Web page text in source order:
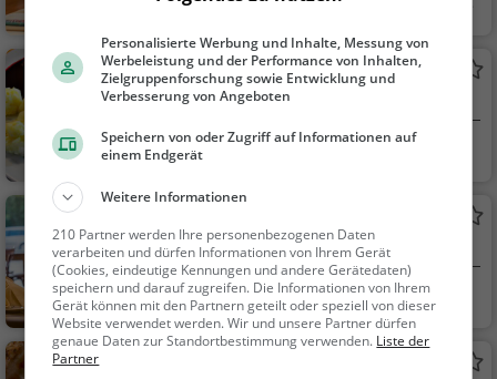
Krone
Schweizerisches Restaurant in Ermatingen
Ermatingen, Schw
Restaurant, Schw
endessen
Bistro Louis Napoléon Arenenberg
Mannenbach-Sale
nstei...
Regionalküche, S
chweizerisch
Personalisierte Werbung und Inhalte, Messung von
Werbeleistung und der Performance von Inhalten,
Zielgruppenforschung sowie Entwicklung und
Verbesserung von Angeboten
Speichern von oder Zugriff auf Informationen auf
einem Endgerät
Weitere Informationen
210 Partner werden Ihre personenbezogenen Daten
verarbeiten und dürfen Informationen von Ihrem Gerät
(Cookies, eindeutige Kennungen und andere Gerätedaten)
speichern und darauf zugreifen. Die Informationen von Ihrem
Gerät können mit den Partnern geteilt oder speziell von dieser
Website verwendet werden. Wir und unsere Partner dürfen
genaue Daten zur Standortbestimmung verwenden. Liste der
Partner